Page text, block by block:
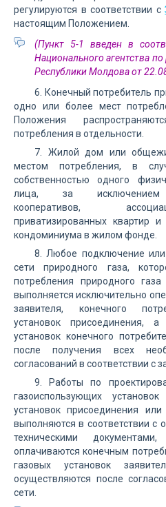
регулируются в соответствии с
настоящим Положением.
(Пункт 5-1 введен в
Национального агентства
Республики Молдова от
6. Конечный потребитель
одно или более мест
Положения
потребления в отдельности.
7. Жилой дом или
местом потребления, в
собственностью одного
лица, за исключением
кооперативов,
приватизированных квартир
кондоминиума в жилом фонде.
8. Любое подключение
сети природного газа,
потребления природного
выполняется исключительно
заявителя, конечного
установок присоединения,
установок конечного
после получения всех
согласований в соответствии с
9. Работы по
газоиспользующих
установок присоединения
выполняются в соответствии с
техническими
оплачиваются конечным
газовых установок
осуществляются после
сети.